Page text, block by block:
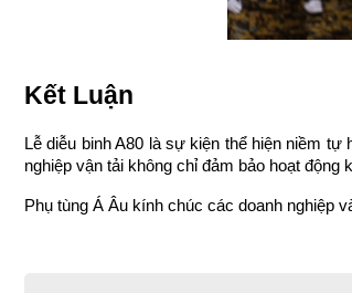
Kết Luận
Lễ diễu binh A80 là sự kiện thể hiện niềm
nghiệp vận tải không chỉ đảm bảo hoạt động
Phụ tùng Á Âu kính chúc các doanh nghiệp